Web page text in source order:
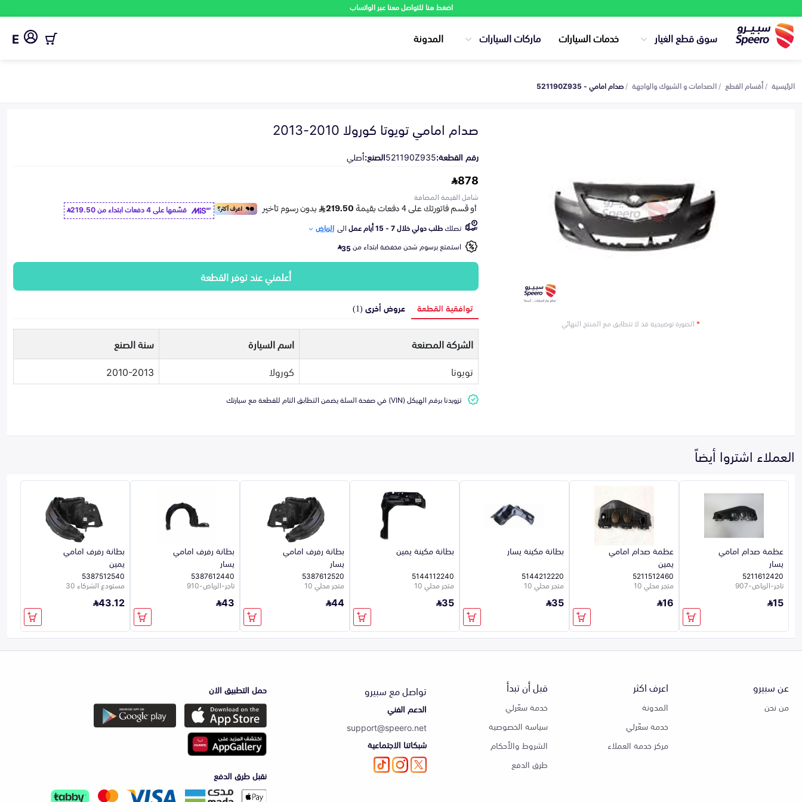
اضغط هنا للتواصل معنا عبر الواتساب
سوق قطع الغيار خدمات السيارات ماركات السيارات المدونة E
الرئيسية أقسام القطع الصدامات و الشبوك والواجهة صدام امامي - 521190Z935
*الصورة توضيحية قد لا تتطابق مع المنتج النهائي
صدام امامي تويوتا كورولا 2010-2013
رقم القطعة:521190Z935الصنع:أصلي
878
شامل القيمة المضافة
قسّمها على 4 دفعات ابتداء من
219.50
تصلكطلب دولي خلال 7 - 15 أيام عمل الى الرياض
استمتع برسوم شحن مخفضة ابتداء من35
أعلمني عند توفر القطعة
توافقية القطعة عروض أخرى (1)
الشركة المصنعة اسم السيارة
سنة الصنع
تويوتا
كورولا 2010-2013
تزويدنا برقم الهيكل (VIN) في صفحة السلة يضمن التطابق التام للقطعة مع سيارتك
العملاء اشتروا أيضاً
عظمة صدام امامي
يسار
5211612420
تاجر-الرياض-907
15
عظمة صدام امامي
يمين
5211512460
متجر محلي 10
16
بطانة مكينة يسار
5144212220
متجر محلي 10
35
بطانة مكينة يمين
5144112240
متجر محلي 10
35
بطانة رفرف امامي
يسار
5387612520
متجر محلي 10
44
بطانة رفرف امامي
يسار
5387612440
تاجر-الرياض-910
43
بطانة رفرف امامي
يمين
5387512540
مستودع الشركاء 30
43.12
عن سبيرو
من نحن
اعرف اكثر
المدونة
خدمة سعّرلي
مركز خدمة العملاء
قبل أن تبدأ
خدمة سعّرلي
سياسة الخصوصية
الشروط والأحكام
طرق الدفع
تواصل مع سبيرو
الدعم الفني
support@speero.net
شبكاتنا الاجتماعية
حمل التطبيق الان
نقبل طرق الدفع